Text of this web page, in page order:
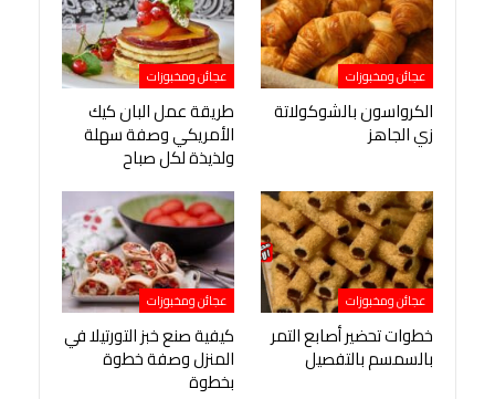
عجائن ومخبوزات
الكرواسون بالشوكولاتة
زي الجاهز
عجائن ومخبوزات
طريقة عمل البان كيك
الأمريكي وصفة سهلة
ولذيذة لكل صباح
عجائن ومخبوزات
خطوات تحضير أصابع التمر
بالسمسم بالتفصيل
عجائن ومخبوزات
كيفية صنع خبز التورتيلا في
المنزل وصفة خطوة
بخطوة